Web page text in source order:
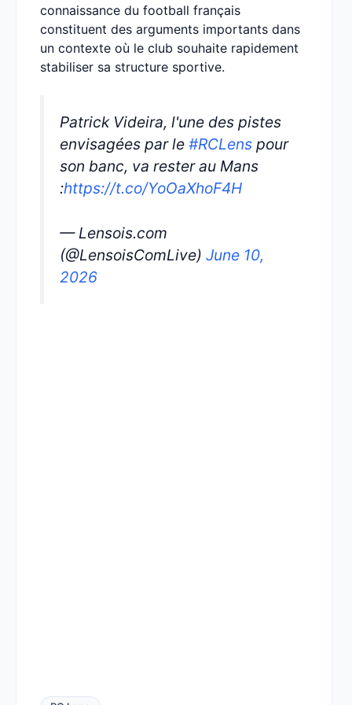
connaissance du football français
constituent des arguments importants dans
un contexte où le club souhaite rapidement
stabiliser sa structure sportive.
Patrick Videira, l'une des pistes
envisagées par le #RCLens pour
son banc, va rester au Mans
:https://t.co/YoOaXhoF4H
— Lensois.com
(@LensoisComLive) June 10,
2026